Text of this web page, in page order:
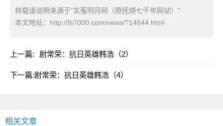
转载请说明来源于"玄菟明月网（原抚顺七千年网站）"
本文地址： http://fs7000.com/news/?14644.html
上一篇: 尉常荣：抗日英雄韩浩（2）
下一篇:尉常荣：抗日英雄韩浩（4）
相关文章